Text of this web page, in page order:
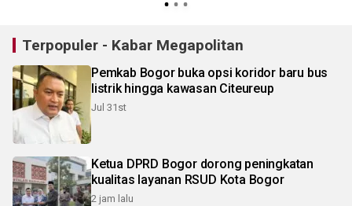
Terpopuler - Kabar Megapolitan
Pemkab Bogor buka opsi koridor baru bus
listrik hingga kawasan Citeureup
Jul 31st
Ketua DPRD Bogor dorong peningkatan
kualitas layanan RSUD Kota Bogor
2 jam lalu